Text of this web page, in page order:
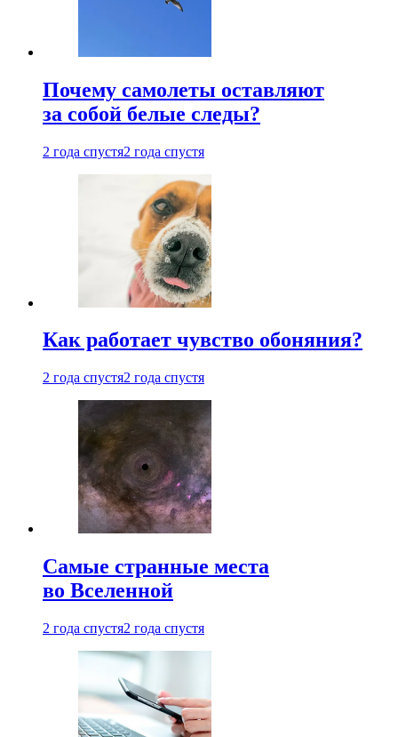
Почему самолеты оставляют
за собой белые следы?
2 года спустя2 года спустя
Как работает чувство обоняния?
2 года спустя2 года спустя
Самые странные места
во Вселенной
2 года спустя2 года спустя